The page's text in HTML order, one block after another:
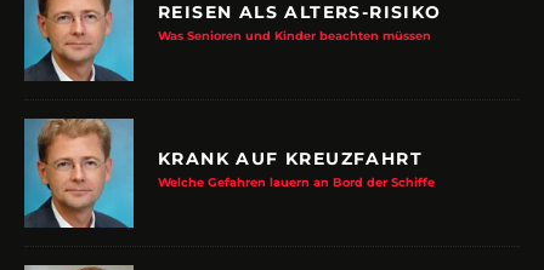
REISEN ALS ALTERS-RISIKO
Was Senioren und Kinder beachten müssen
KRANK AUF KREUZFAHRT
Welche Gefahren lauern an Bord der Schiffe